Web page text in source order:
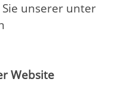
unserer unter
Website